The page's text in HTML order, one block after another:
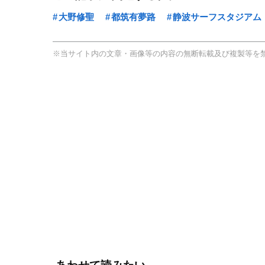
大野修聖 都筑有夢路 静波サーフスタジアム
※当サイト内の文章・画像等の内容の無断転載及び複製等を